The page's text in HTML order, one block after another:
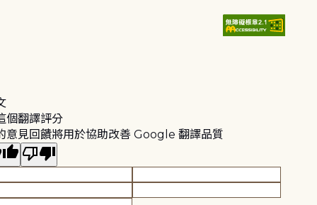
個翻譯評分
意見回饋將用於協助改善 Google 翻譯品質